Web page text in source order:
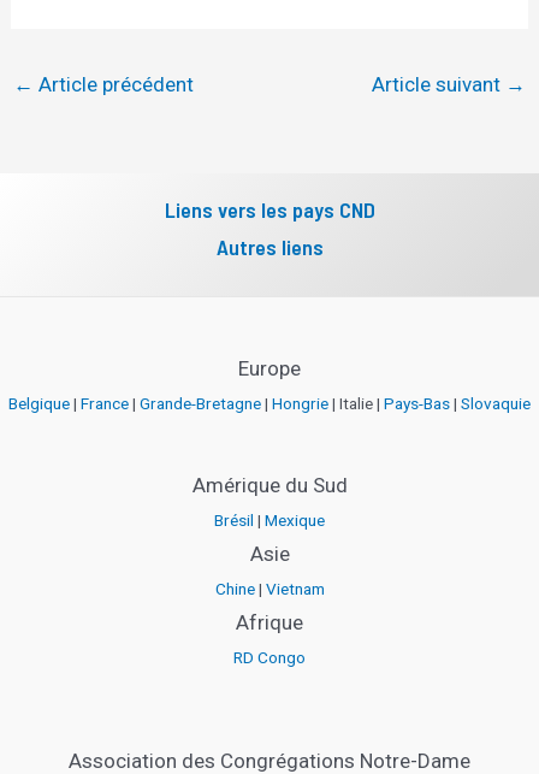
← Article précédent Article suivant →
Liens vers les pays CND
Autres liens
Europe
Belgique| France| Grande-Bretagne| Hongrie| Italie | Pays-Bas| Slovaquie
Amérique du Sud
Brésil | Mexique
Asie
Chine| Vietnam
Afrique
RD Congo
Association des Congrégations Notre-Dame